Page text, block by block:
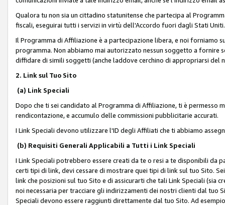
Qualora tu non sia un cittadino statunitense che partecipa al
fiscali, eseguirai tutti i servizi in virtù dell'Accordo fuori dagli Stati
Il Programma di Affiliazione è a partecipazione libera, e noi forniamo
programma. Non abbiamo mai autorizzato nessun soggetto a fornire
diffidare di simili soggetti (anche laddove cerchino di appropriarsi
2. Link sul Tuo Sito
(a) Link Speciali
Dopo che ti sei candidato al Programma di Affiliazione, ti è permesso
rendicontazione, e accumulo delle commissioni pubblicitarie accurati.
I Link Speciali devono utilizzare l'ID degli Affiliati che ti abbiamo
(b) Requisiti Generali Applicabili a Tutti i Link Speciali
I Link Speciali potrebbero essere creati da te o resi a te disponibili
certi tipi di link, devi cessare di mostrare quei tipi di link sul tuo Sito.
link che posizioni sul tuo Sito e di assicurarti che tali Link Speciali
noi necessaria per tracciare gli indirizzamenti dei nostri clienti dal tuo
Speciali devono essere raggiunti direttamente dal tuo Sito. Ad